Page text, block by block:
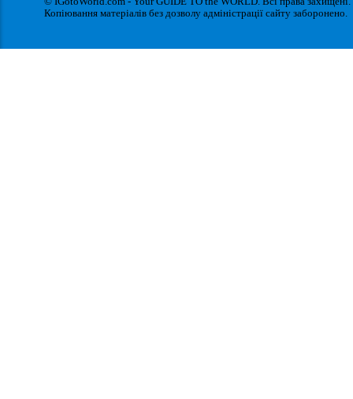
Копіювання матеріалів без дозволу адміністрації сайту заборонено.